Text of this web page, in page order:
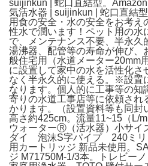
suijinkun | 蛇口直結型。
気活水器 | suijinkun | 蛇口直結
用食の安全・水の安全をお考
性水で潤います！ペット用の水
で、メンテナンス不要、半永久
湯沸器、配管等の寿命が伸び、
般住宅用（水道メーター20mm
に設置して家中の水を活性化さ
なく半永久的に使える。※設置
なります。個人的に工事等の知
寄りの水道工事店等に依頼され
かります。（設置資料等も同封
高さ約425cm。流量11~15（L/
ウォーターⓇ（活水器）小サイ
ダイ 泡沫S字パイプ 240ミ
用カートリッジ 新品未使用。
ジ M71750M-1/3本。トレビ